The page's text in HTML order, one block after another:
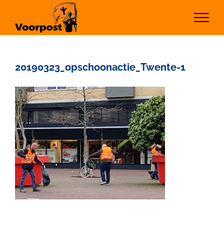
inhoud
20190323_opschoonactie_Twente-1